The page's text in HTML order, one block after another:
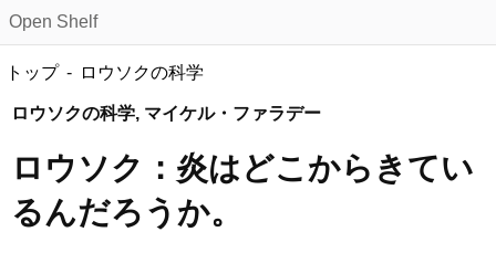
Open Shelf
トップ ロウソクの科学
ロウソクの科学, マイケル・ファラデー
ロウソク：炎はどこからきてい
るんだろうか。